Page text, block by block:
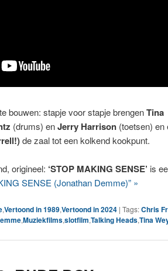
bouwen: stapje voor stapje brengenTina
(drums) enJerry Harrison (toetsen) en
de zaal tot een kolkend kookpunt.
origineel: ‘STOP MAKING SENSE’ is
SENSE (Jonathan Demme)” »
,Vertoond in 1989,Vertoond in 2024 | Tags:Chris
,Muziekfilms,slotfilm,Talking Heads,Tina